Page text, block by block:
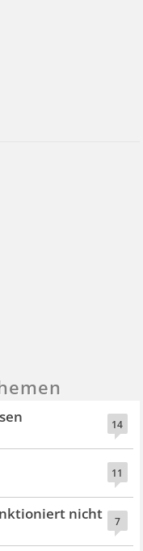
14
11
7
nicht